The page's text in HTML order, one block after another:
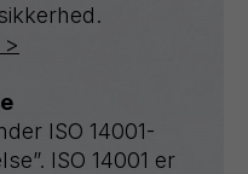
ISO 14001-
ISO 14001 er